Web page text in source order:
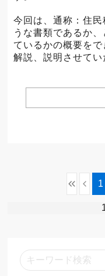
今回は、通称：住
うな書類であるか
ているかの概要を
解説、説明させてい
1